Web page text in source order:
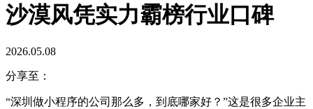
沙漠风凭实力霸榜行业口碑
2026.05.08
分享至：
“深圳做小程序的公司那么多，到底哪家好？”这是很多企业主